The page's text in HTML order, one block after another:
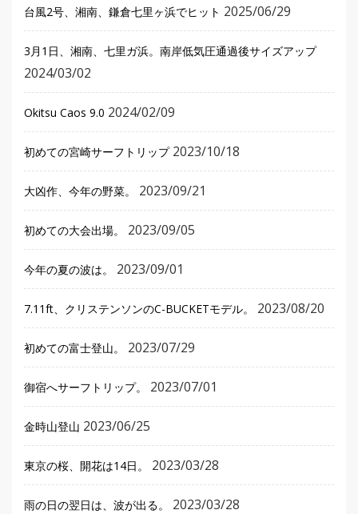
台風2号、湘南、鎌倉七里ヶ浜でヒット 2025/06/29
3月1日、湘南、七里ガ浜。南岸低気圧通過後サイズアップ
2024/03/02
Okitsu Caos 9.0 2024/02/09
初めての宮崎サーフトリップ 2023/10/18
大凶作、今年の野菜。 2023/09/21
初めての大会出場。 2023/09/05
今年の夏の波は。 2023/09/01
7.11ft、クリステンソンのC-BUCKETモデル。 2023/08/20
初めての富士登山。 2023/07/29
御宿へサーフトリップ。 2023/07/01
金時山登山 2023/06/25
東京の桜、開花は14日。 2023/03/28
雨の日の翌日は、波が出る。 2023/03/28